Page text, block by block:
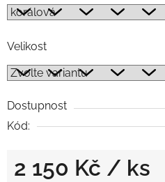
Velikost
Dostupnost
Kód:
2 150 Kč / ks